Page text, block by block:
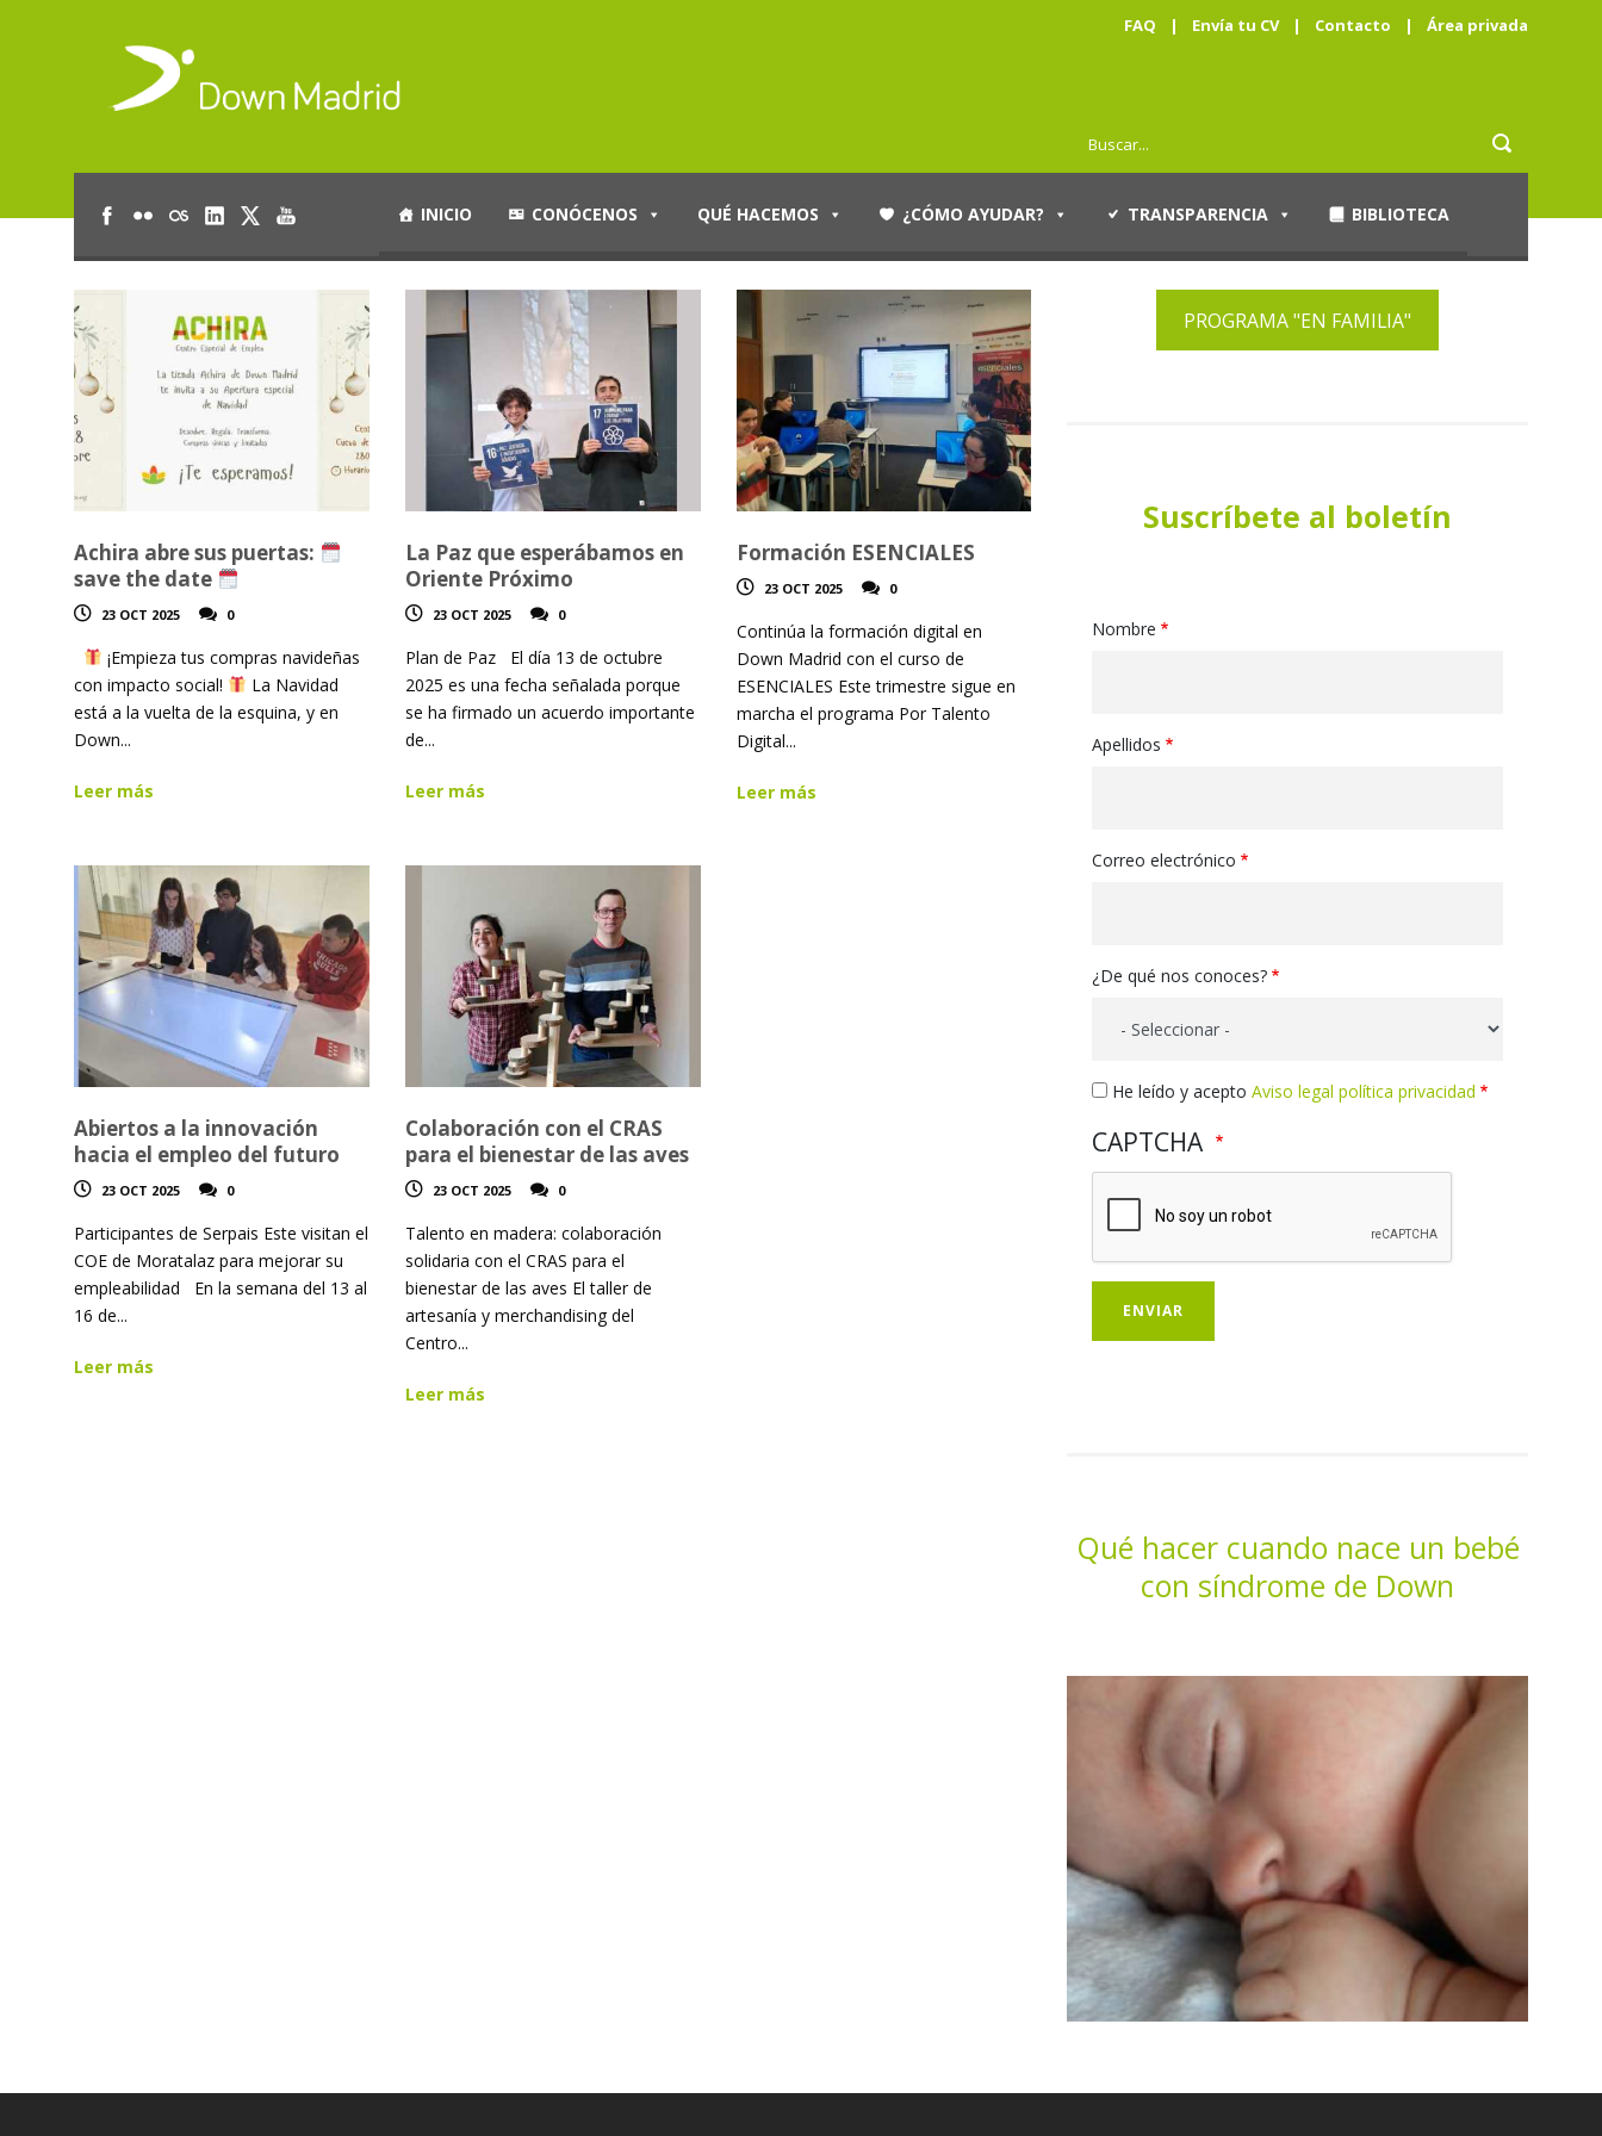
FAQ | Envía tu CV | Contacto | Área privada
INICIO CONÓCENOS QUÉ HACEMOS ¿CÓMO AYUDAR? TRANSPARENCIA BIBLIOTECA
Achira abre sus puertas:
save the date
23 OCT 2025 0
¡Empieza tus compras navideñas
con impacto social!
La Navidad
está a la vuelta de la esquina, y en
Down...
Leer más
La Paz que esperábamos en
Oriente Próximo
23 OCT 2025 0
Plan de Paz El día 13 de octubre
2025 es una fecha señalada porque
se ha firmado un acuerdo importante
de...
Leer más
Formación ESENCIALES
23 OCT 2025 0
Continúa la formación digital en
Down Madrid con el curso de
ESENCIALES Este trimestre sigue en
marcha el programa Por Talento
Digital...
Leer más
Abiertos a la innovación
hacia el empleo del futuro
23 OCT 2025 0
Participantes de Serpais Este visitan el
COE de Moratalaz para mejorar su
empleabilidad En la semana del 13 al
16 de...
Leer más
Colaboración con el CRAS
para el bienestar de las aves
23 OCT 2025 0
Talento en madera: colaboración
solidaria con el CRAS para el
bienestar de las aves El taller de
artesanía y merchandising del
Centro...
Leer más
PROGRAMA "EN FAMILIA"
Suscríbete al boletín
Qué hacer cuando nace un bebé
con síndrome de Down